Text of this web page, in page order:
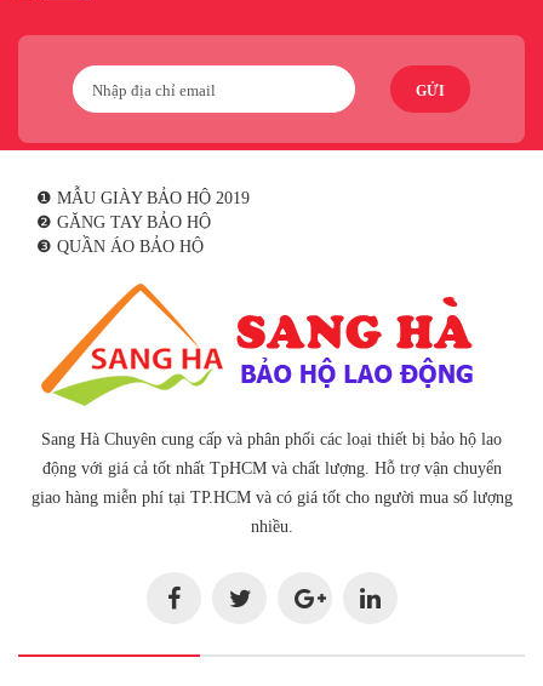
GỬI
❶ MẪU GIÀY BẢO HỘ 2019
❷ GĂNG TAY BẢO HỘ
❸ QUẦN ÁO BẢO HỘ
Sang Hà Chuyên cung cấp và phân phối các loại thiết bị bảo hộ lao
động với giá cả tốt nhất TpHCM và chất lượng. Hỗ trợ vận chuyển
giao hàng miễn phí tại TP.HCM và có giá tốt cho người mua số lượng
nhiều.